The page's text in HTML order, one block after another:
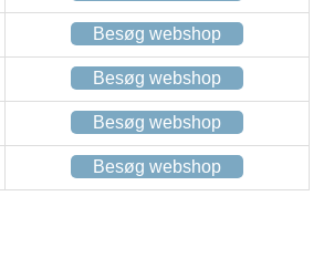
Besøg webshop
Besøg webshop
Besøg webshop
Besøg webshop